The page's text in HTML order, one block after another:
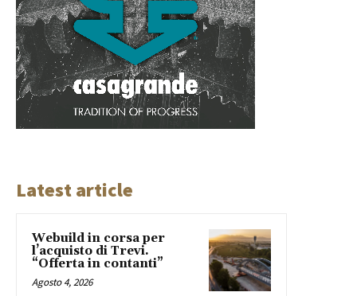
Latest article
Webuild in corsa per
l’acquisto di Trevi.
“Offerta in contanti”
Agosto 4, 2026